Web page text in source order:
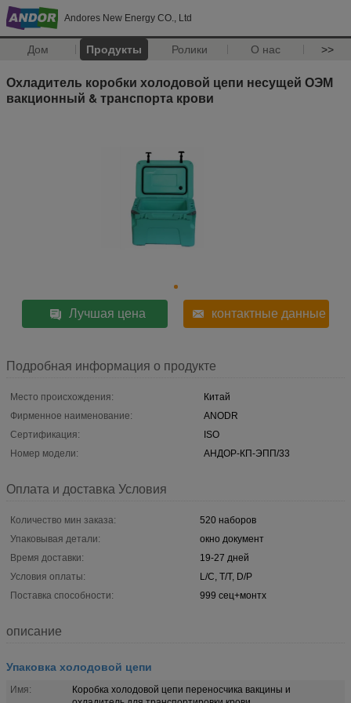
Andores New Energy CO., Ltd
Дом Продукты Ролики О нас >>
Охладитель коробки холодовой цепи несущей ОЭМ
вакционный & транспорта крови
Лучшая цена контактные данные
Подробная информация о продукте
Место происхождения:
Китай
Фирменное наименование:
ANODR
Сертификация:
ISO
Номер модели:
АНДОР-КП-ЭПП/33
Оплата и доставка Условия
Количество мин заказа:
520 наборов
Упаковывая детали:
окно документ
Время доставки:
19-27 дней
Условия оплаты:
L/C, T/T, D/P
Поставка способности:
999 сец+монтх
описание
Упаковка холодовой цепи
Имя:
Коробка холодовой цепи переносчика вакцины и